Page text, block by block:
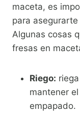
maceta, es
para
Algunas cosas
fresas en
Riego:
mantener
empapado.